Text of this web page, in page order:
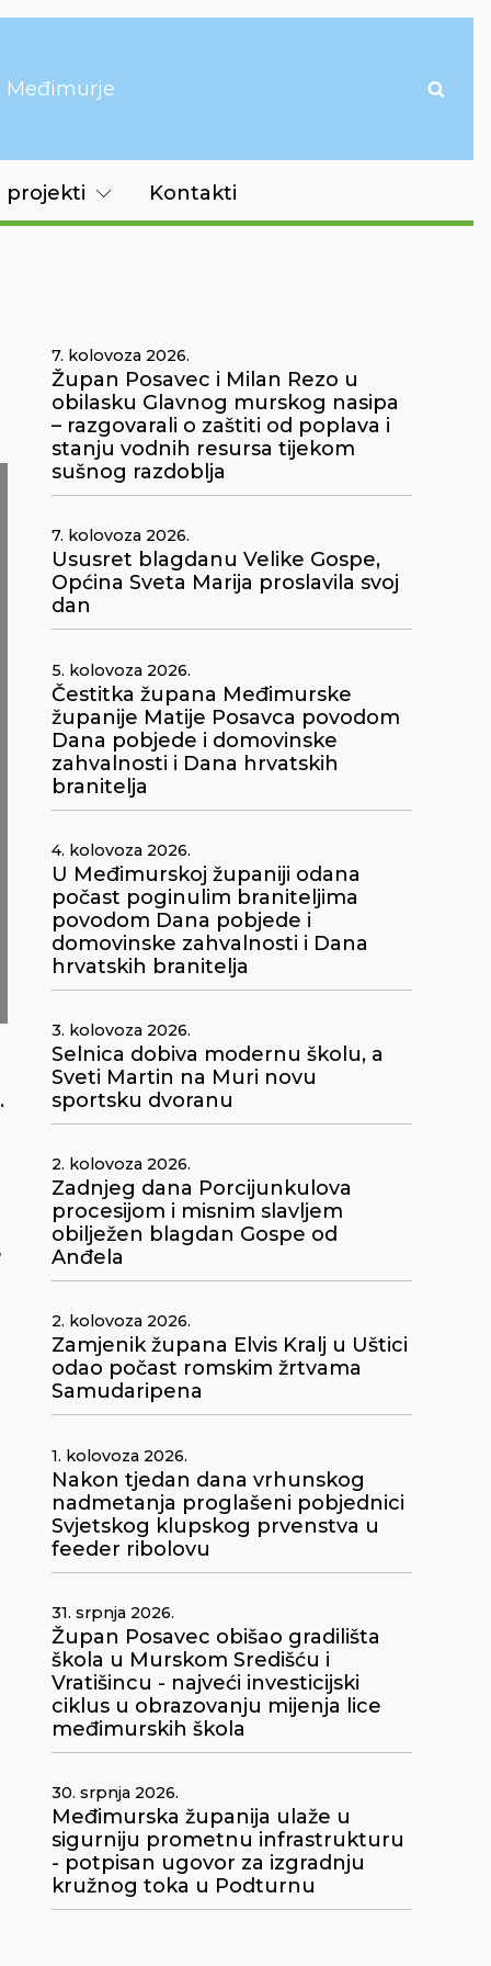
Međimurje
projekti Kontakti
7. kolovoza 2026.
Župan Posavec i Milan Rezo u
obilasku Glavnog murskog nasipa
– razgovarali o zaštiti od poplava i
stanju vodnih resursa tijekom
sušnog razdoblja
7. kolovoza 2026.
Ususret blagdanu Velike Gospe,
Općina Sveta Marija proslavila svoj
dan
5. kolovoza 2026.
Čestitka župana Međimurske
županije Matije Posavca povodom
Dana pobjede i domovinske
zahvalnosti i Dana hrvatskih
branitelja
4. kolovoza 2026.
U Međimurskoj županiji odana
počast poginulim braniteljima
povodom Dana pobjede i
domovinske zahvalnosti i Dana
hrvatskih branitelja
3. kolovoza 2026.
Selnica dobiva modernu školu, a
Sveti Martin na Muri novu
sportsku dvoranu
2. kolovoza 2026.
Zadnjeg dana Porcijunkulova
procesijom i misnim slavljem
obilježen blagdan Gospe od
Anđela
2. kolovoza 2026.
Zamjenik župana Elvis Kralj u Uštici
odao počast romskim žrtvama
Samudaripena
1. kolovoza 2026.
Nakon tjedan dana vrhunskog
nadmetanja proglašeni pobjednici
Svjetskog klupskog prvenstva u
feeder ribolovu
31. srpnja 2026.
Župan Posavec obišao gradilišta
škola u Murskom Središću i
Vratišincu - najveći investicijski
ciklus u obrazovanju mijenja lice
međimurskih škola
30. srpnja 2026.
Međimurska županija ulaže u
sigurniju prometnu infrastrukturu
- potpisan ugovor za izgradnju
kružnog toka u Podturnu